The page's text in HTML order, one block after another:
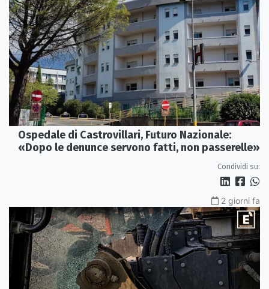
Ospedale di Castrovillari, Futuro Nazionale:
«Dopo le denunce servono fatti, non passerelle»
Condividi su:
2 giorni fa